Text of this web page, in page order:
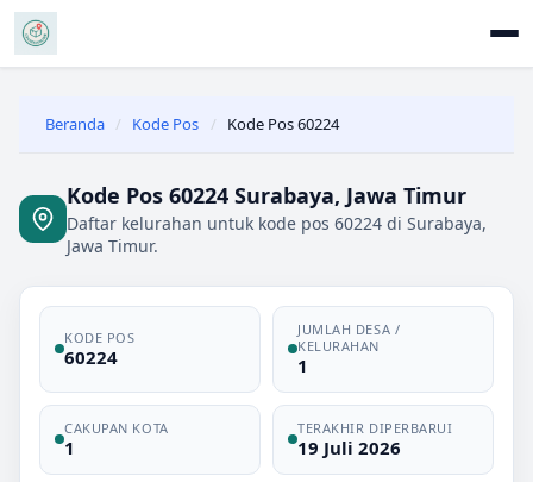
Beranda / Kode Pos / Kode Pos 60224
Kode Pos 60224 Surabaya, Jawa Timur
Daftar kelurahan untuk kode pos 60224 di Surabaya,
Jawa Timur.
KODE POS
60224
JUMLAH DESA /
KELURAHAN
1
CAKUPAN KOTA
1
TERAKHIR DIPERBARUI
19 Juli 2026